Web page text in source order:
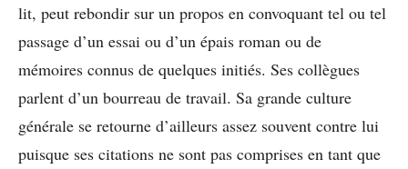
lit, peut rebondir sur un propos en convoquant tel ou tel
passage d’un essai ou d’un épais roman ou de
mémoires connus de quelques initiés. Ses collègues
parlent d’un bourreau de travail. Sa grande culture
générale se retourne d’ailleurs assez souvent contre lui
puisque ses citations ne sont pas comprises en tant que